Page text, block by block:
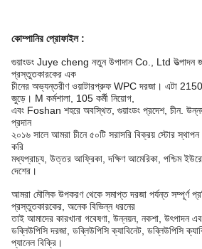
কোম্পানির প্রোফাইল :
গুয়াংডং Juye cheng নতুন উপাদান Co., Ltd উত্পাদন
প্রস্তুতকারকের এক
চীনের অভ্যন্তরীণ ওয়াটারপ্রুফ WPC দরজা। এটা
জুড়ে। M কর্মশালা, 105 কর্মী নিয়োগ,
এবং Foshan শহরে অবস্থিত, গুয়াংডং প্রদেশ, চীন.
প্রদান
২০১৬ সালে আমরা চীনে ৫০টি সরাসরি বিক্রয় স্টোর
করি
মধ্যপ্রাচ্য, উত্তর আফ্রিকা, দক্ষিণ আমেরিকা, পশ্চিম
দেশের।
আমরা মৌলিক উপকরণ থেকে সমাপ্ত দরজা পর্যন্ত সম্পূর্ণ
প্রস্তুতকারকের, অনেক বিভিন্ন ধরনের
তাই আমাদের কারখানা গবেষণা, উন্নয়ন, নকশা, উৎপাদন
ডব্লিউপিসি দরজা, ডব্লিউপিসি ক্যাবিনেট, ডব্লিউপিসি
প্যানেল বিক্রি।